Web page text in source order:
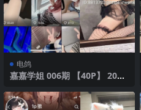
电鸽
嘉嘉学姐 006期 【40P】 2025